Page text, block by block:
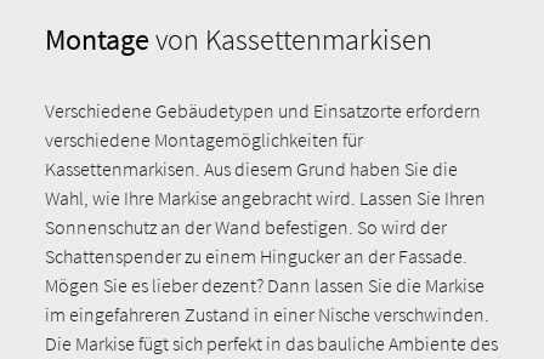
Montagevon Kassettenmarkisen
Verschiedene Gebäudetypen und Einsatzorte erfordern
verschiedene Montagemöglichkeiten für
Kassettenmarkisen. Aus diesem Grund haben Sie die
Wahl, wie Ihre Markise angebracht wird. Lassen Sie Ihren
Sonnenschutz an der Wand befestigen. So wird der
Schattenspender zu einem Hingucker an der Fassade.
Mögen Sie es lieber dezent? Dann lassen Sie die Markise
im eingefahreren Zustand in einer Nische verschwinden.
Die Markise fügt sich perfekt in das bauliche Ambiente des